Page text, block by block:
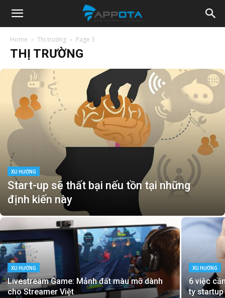
Appota
News
Home Thị trường Page 3
THỊ TRƯỜNG
XU HƯỚNG
Start-up sẽ thất bại nếu tồn tại những
định kiến này
XU HƯỚNG
Livestream Game: Mảnh đất màu mỡ dành
cho Streamer Việt
XU HƯỚNG
6 việc
ty startup